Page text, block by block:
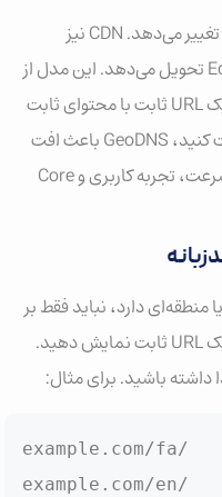
در این حالت GeoDNS فقط مسیر IP را تغییر می‌دهد. CDN نیز
فایل‌های استاتیک را از نزدیک‌ترین Edge تحویل می‌دهد. این مدل از
نظر سئو کم‌ریسک‌تر است، چون گوگل یک URL ثابت با محتوای ثابت
می‌بیند. اگر یکسان‌سازی محتوا را رعایت کنید، GeoDNS باعث افت
رتبه نمی‌شود و حتی می‌تواند با بهبود سرعت، تجربه کاربری و Core
دارد، نباید فقط بر
اساس IP کشور، محتوای متفاوت روی یک URL ثابت نمایش دهید.
example.com/fa/
example.com/en/